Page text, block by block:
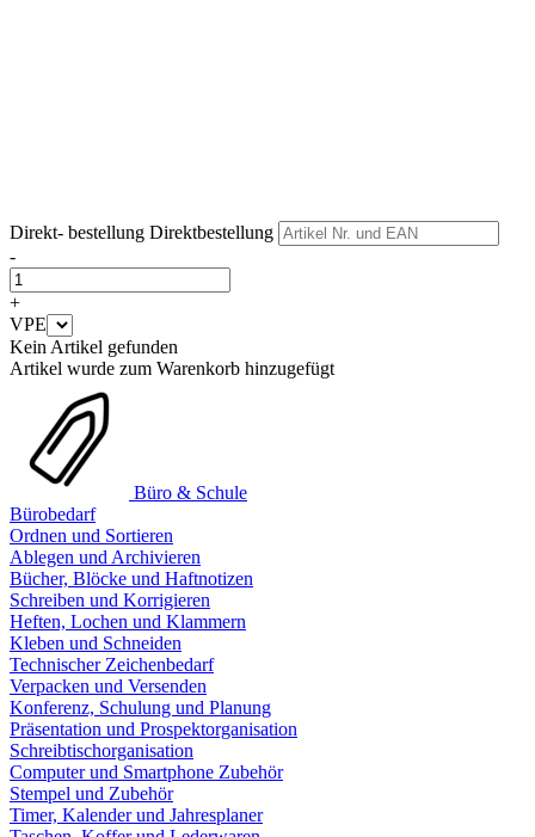
Direkt- bestellung Direktbestellung
-
+
VPE
Kein Artikel gefunden
Artikel wurde zum Warenkorb hinzugefügt
Büro & Schule
Bürobedarf
Ordnen und Sortieren
Ablegen und Archivieren
Bücher, Blöcke und Haftnotizen
Schreiben und Korrigieren
Heften, Lochen und Klammern
Kleben und Schneiden
Technischer Zeichenbedarf
Verpacken und Versenden
Konferenz, Schulung und Planung
Präsentation und Prospektorganisation
Schreibtischorganisation
Computer und Smartphone Zubehör
Stempel und Zubehör
Timer, Kalender und Jahresplaner